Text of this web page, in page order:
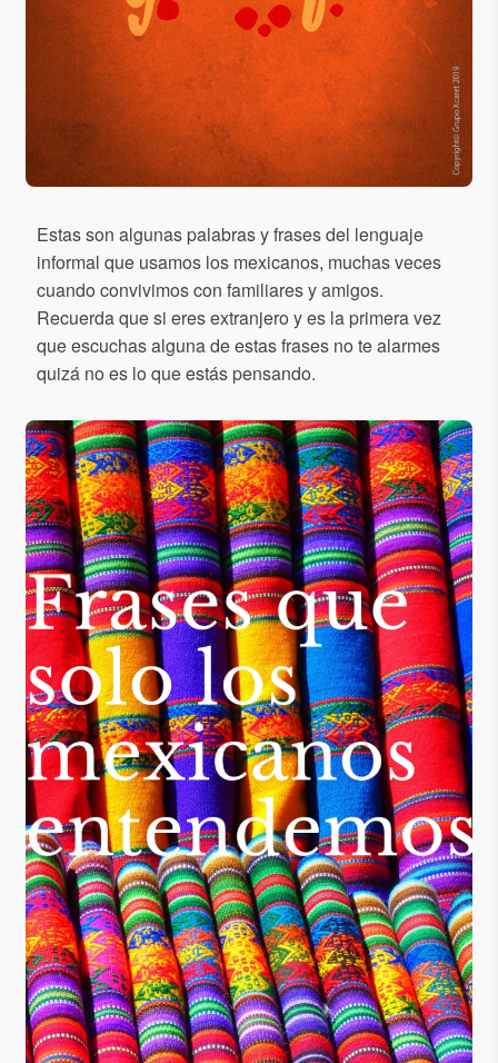
Estas son algunas palabras y frases del lenguaje
informal que usamos los mexicanos, muchas veces
cuando convivimos con familiares y amigos.
Recuerda que si eres extranjero y es la primera vez
que escuchas alguna de estas frases no te alarmes
quizá no es lo que estás pensando.